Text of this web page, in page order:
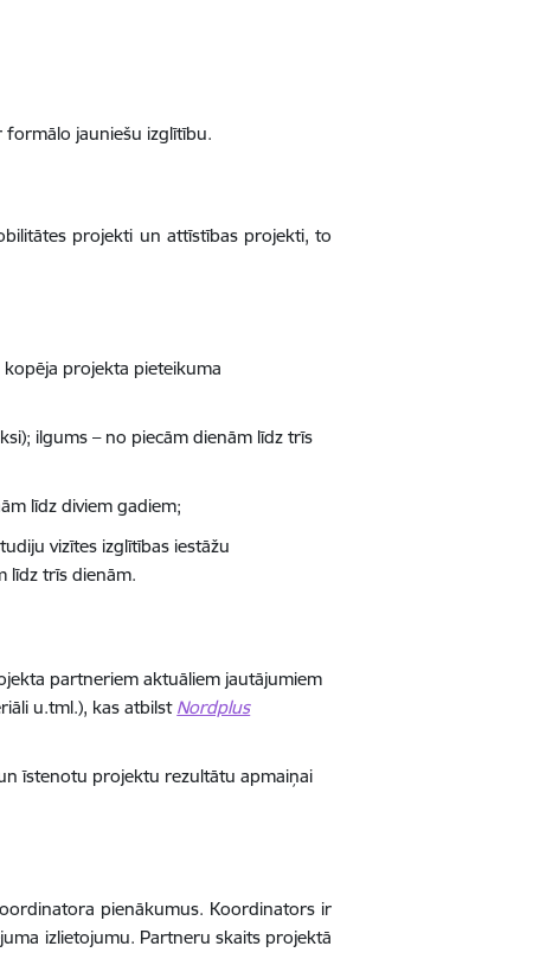
jauniešu izglītību.
projekti un attīstības projekti, to
projekta pieteikuma
ilgums – no piecām dienām līdz trīs
līdz diviem gadiem;
vizītes izglītības iestāžu
līdz trīs dienām.
partneriem aktuāliem jautājumiem
u.tml.), kas atbilst Nordplus
īstenotu projektu rezultātu apmaiņai
pienākumus. Koordinators ir
izlietojumu. Partneru skaits projektā